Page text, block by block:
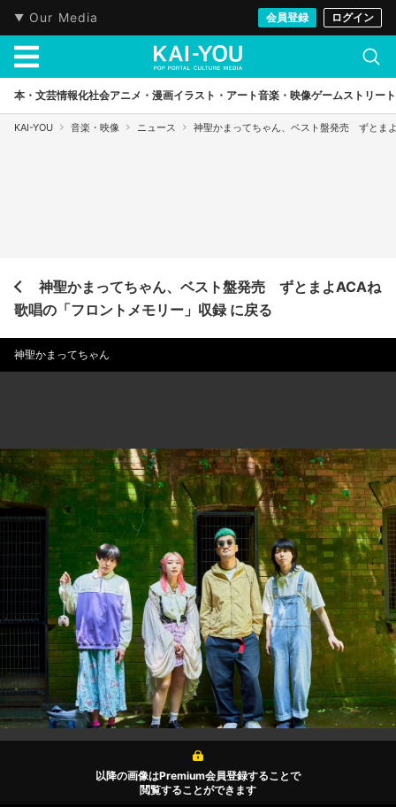
Our Media 会員登録 ログイン
本・文芸情報化社会アニメ・漫画イラスト・アート音楽・映像ゲームストリート
KAI-YOU 音楽・映像 ニュース 神聖かまってちゃん、ベスト盤発売 ずとま
神聖かまってちゃん、ベスト盤発売 ずとまよACAね
歌唱の「フロントメモリー」収録 に戻る
神聖かまってちゃん
以降の画像はPremium会員登録することで
閲覧することができます